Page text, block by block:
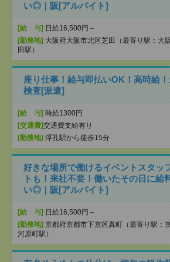
い◎｜阪[アルバイト]
[給 与] 日給16,500円～
[勤務地] 大阪府大阪市北区芝田（最寄り駅：大
田駅）
座り仕事！給与即払いOK！高時給
検査[派遣]
[給 与] 時給1300円
[交通費]交通費支給有り
[勤務地] 浮孔駅から徒歩15分
好きな場所で働けるイベントスタッ
トも！来社不要！働いたその日に給
い◎｜阪[アルバイト]
[給 与] 日給16,500円～
[勤務地] 京都府京都市下京区真町（最寄り駅：
河原町駅）